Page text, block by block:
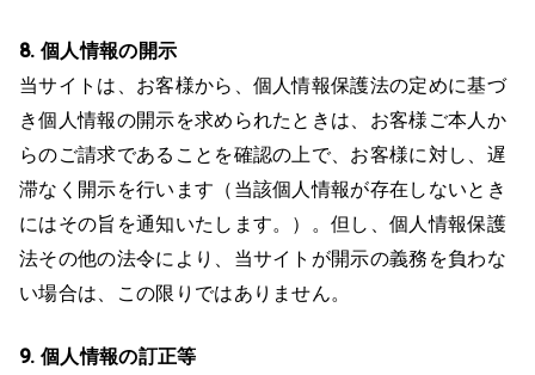
8. 個人情報の開示
当サイトは、お客様から、個人情報保護法の定めに基づ
き個人情報の開示を求められたときは、お客様ご本人か
らのご請求であることを確認の上で、お客様に対し、遅
滞なく開示を行います（当該個人情報が存在しないとき
にはその旨を通知いたします。）。但し、個人情報保護
法その他の法令により、当サイトが開示の義務を負わな
い場合は、この限りではありません。
9. 個人情報の訂正等